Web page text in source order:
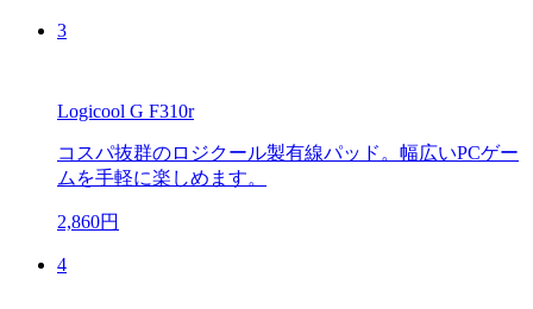
3
Logicool G F310r
コスパ抜群のロジクール製有線パッド。幅広いPCゲー
ムを手軽に楽しめます。
2,860円
4